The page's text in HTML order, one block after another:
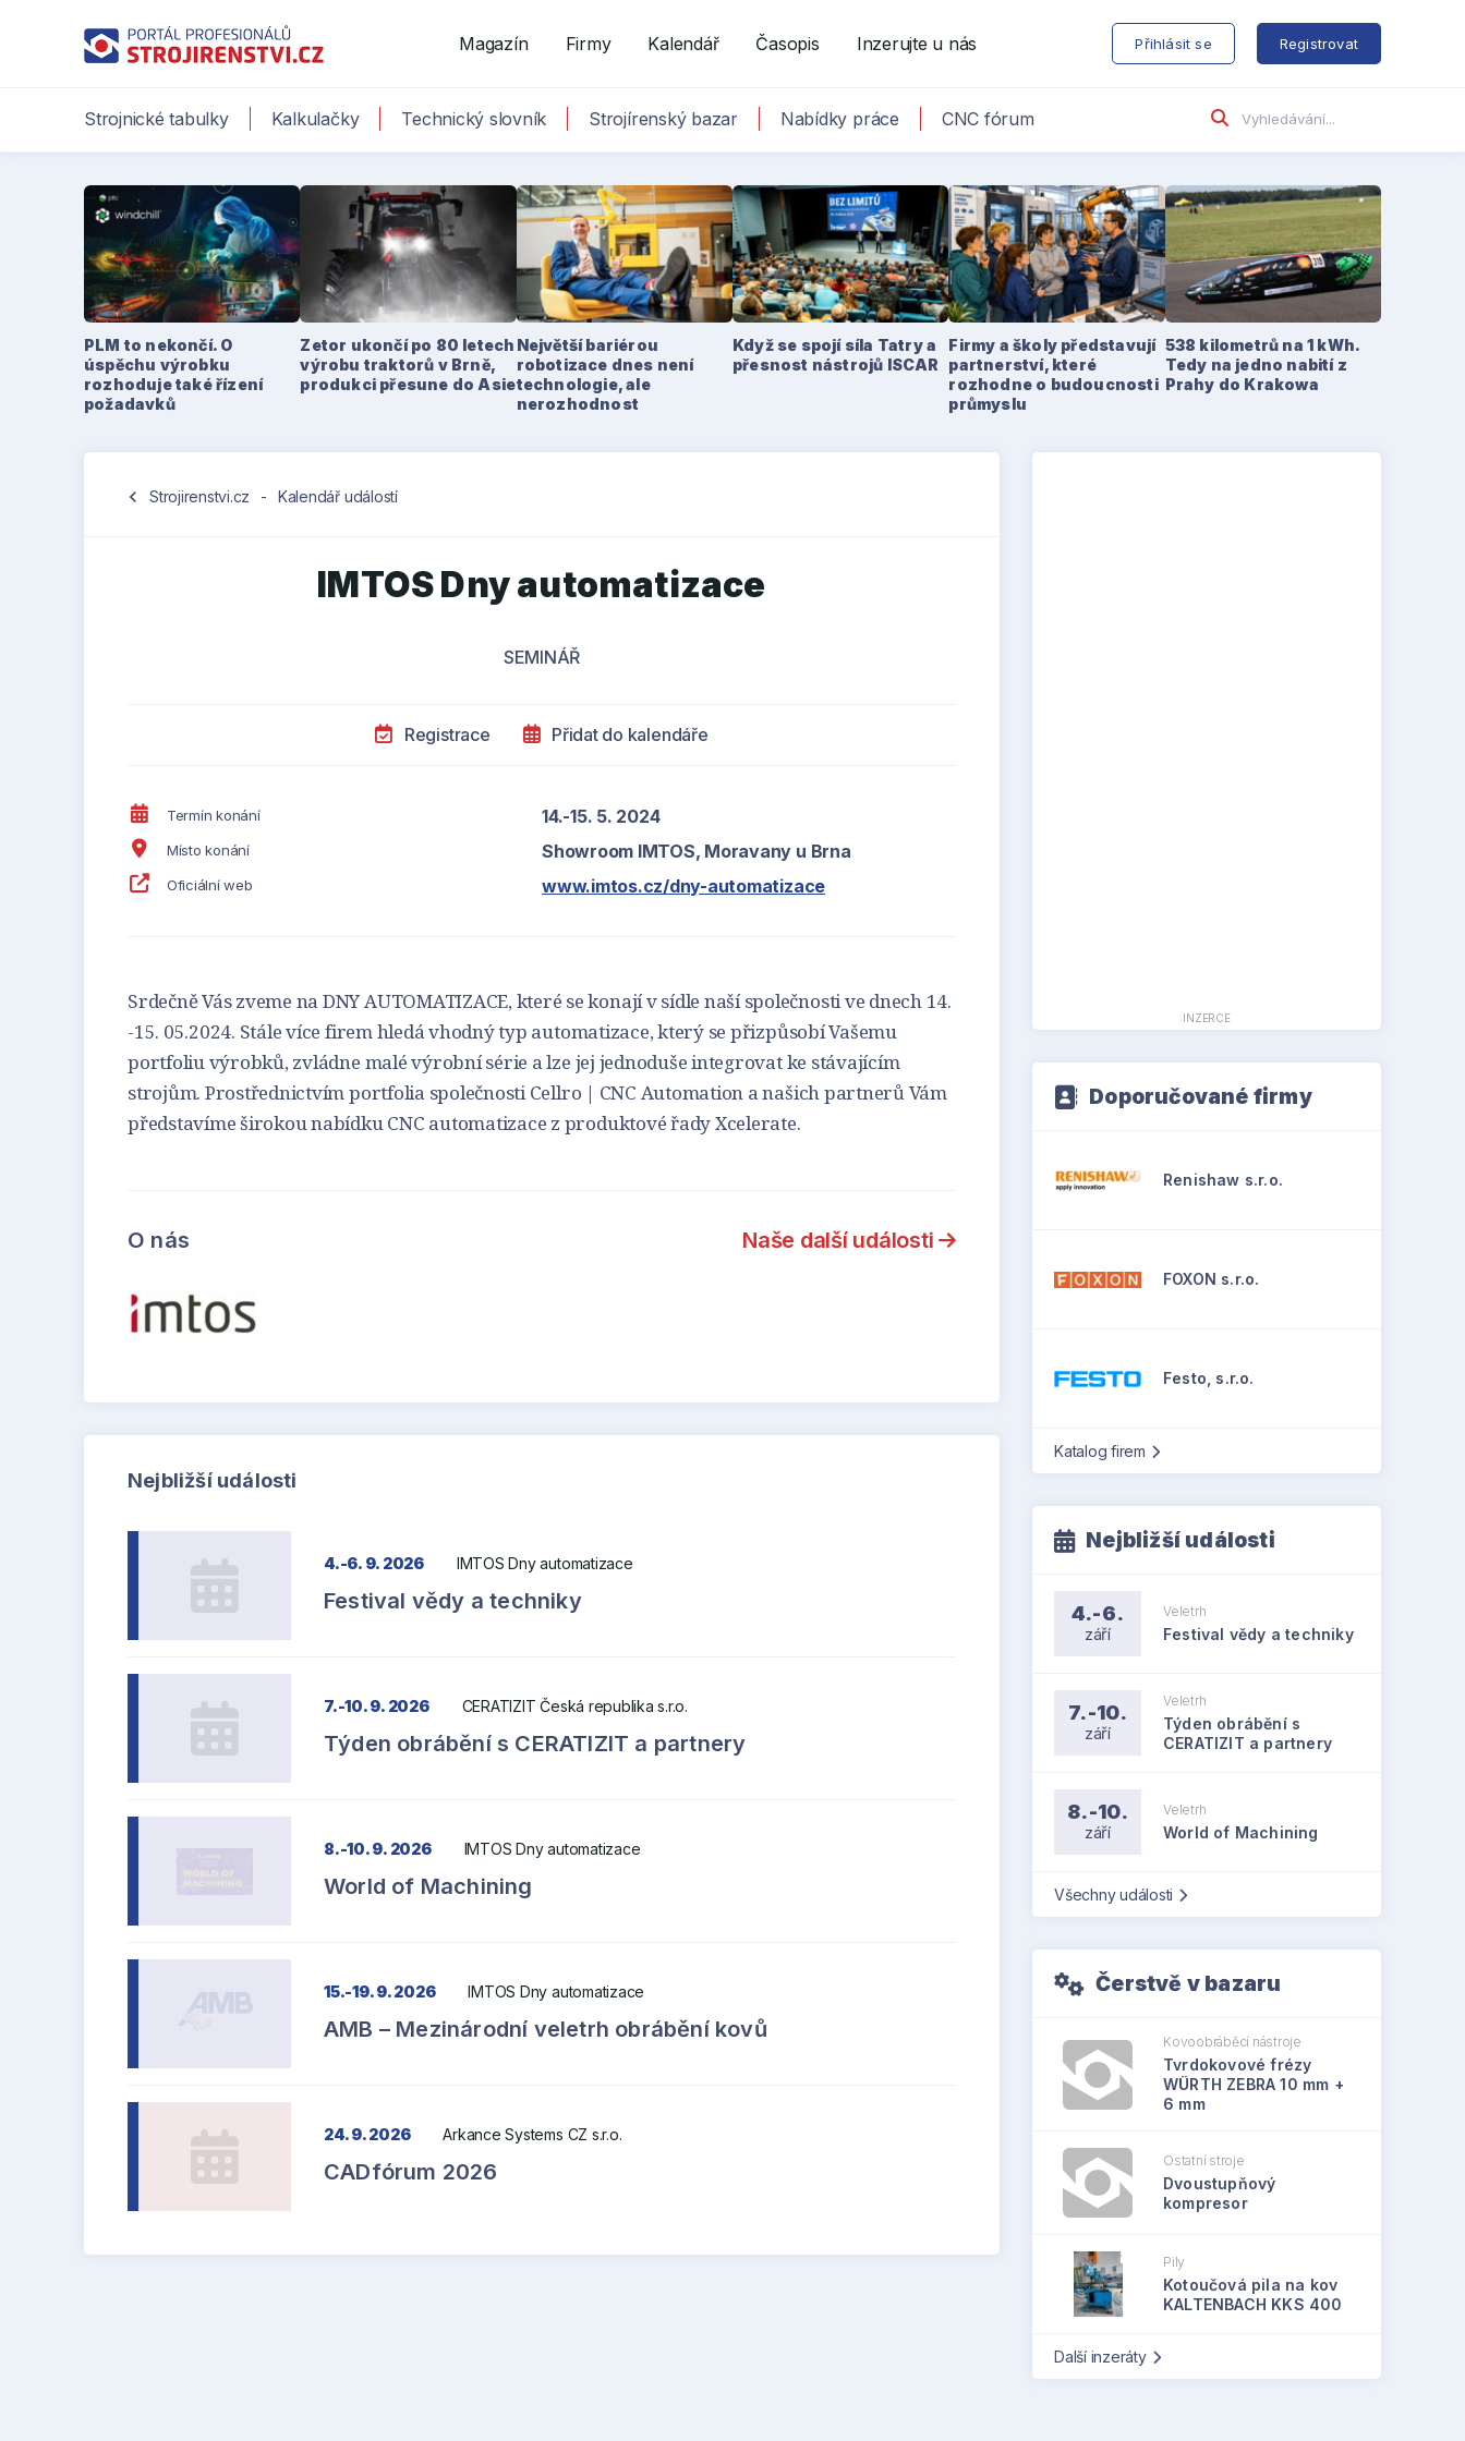
Magazín Firmy Kalendář Časopis Inzerujte u nás Přihlásit se Registrovat
Strojnické tabulky Kalkulačky Technický slovník Strojírenský bazar Nabídky práce CNC fórum
PLM to nekončí. O
úspěchu výrobku
rozhoduje také řízení
požadavků
Zetor ukončí po 80 letech
výrobu traktorů v Brně,
produkci přesune do Asie
Největší bariérou
robotizace dnes není
technologie, ale
nerozhodnost
Když se spojí síla Tatry a
přesnost nástrojů ISCAR
Firmy a školy představují
partnerství, které
rozhodne o budoucnosti
průmyslu
538 kilometrů na 1 kWh.
Tedy na jedno nabití z
Prahy do Krakowa
chevron_left Strojirenstvi.cz - Kalendář událostí
IMTOS Dny automatizace
SEMINÁŘ
Registrace Přidat do kalendáře
Termín konání 14.-15. 5. 2024
Místo konání Showroom IMTOS, Moravany u Brna
Oficiální web www.imtos.cz/dny-automatizace
Srdečně Vás zveme na DNY AUTOMATIZACE, které se konají v sídle naší společnosti ve dnech 14.
-15. 05.2024. Stále více firem hledá vhodný typ automatizace, který se přizpůsobí Vašemu
portfoliu výrobků, zvládne malé výrobní série a lze jej jednoduše integrovat ke stávajícím
strojům. Prostřednictvím portfolia společnosti Cellro | CNC Automation a našich partnerů Vám
představíme širokou nabídku CNC automatizace z produktové řady Xcelerate.
O nás Naše další události
Nejbližší události
4.-6. 9. 2026 IMTOS Dny automatizace
Festival vědy a techniky
7.-10. 9. 2026 CERATIZIT Česká republika s.r.o.
Týden obrábění s CERATIZIT a partnery
8.-10. 9. 2026 IMTOS Dny automatizace
World of Machining
15.-19. 9. 2026 IMTOS Dny automatizace
AMB – Mezinárodní veletrh obrábění kovů
24. 9. 2026 Arkance Systems CZ s.r.o.
CADfórum 2026
INZERCE
Doporučované firmy
Renishaw s.r.o.
FOXON s.r.o.
Festo, s.r.o.
Katalog firem
Nejbližší události
4.-6.
září
Veletrh
Festival vědy a techniky
7.-10.
září
Veletrh
Týden obrábění s
CERATIZIT a partnery
8.-10.
září
Veletrh
World of Machining
Všechny události
Čerstvě v bazaru
Kovoobráběcí nástroje
Tvrdokovové frézy
WÜRTH ZEBRA 10 mm +
6 mm
Ostatní stroje
Dvoustupňový
kompresor
Pily
Kotoučová pila na kov
KALTENBACH KKS 400
Další inzeráty